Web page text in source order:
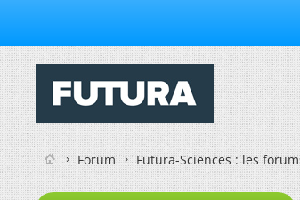
Forum Futura-Sciences : les